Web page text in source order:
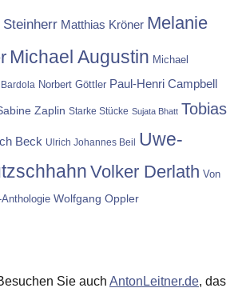
Steinherr Matthias Kröner Melanie
Michael Augustin Michael
Norbert Göttler Paul-Henri Campbell
Zaplin Starke Stücke Sujata Bhatt Tobias
Beck Ulrich Johannes Beil
Uwe-
Volker Derlath Von
Wolfgang Oppler
Sie auch AntonLeitner.de, das